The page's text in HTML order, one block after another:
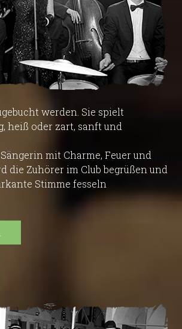
werden. Sie spielt
heiß oder zart, sanft und
mit Charme, Feuer und
die Zuhörer im Club begrüßen und
Stimme fesseln